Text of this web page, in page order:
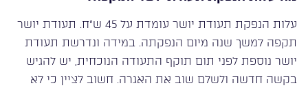
עלות הנפקת תעודת יושר עומדת על 45 ש”ח. תעודת יושר
תקפה למשך שנה מיום הנפקתה. במידה ונדרשת תעודת
יושר נוספת לפני תום תוקף התעודה הנוכחית, יש להגיש
בקשה חדשה ולשלם שוב את האגרה. חשוב לציין כי לא